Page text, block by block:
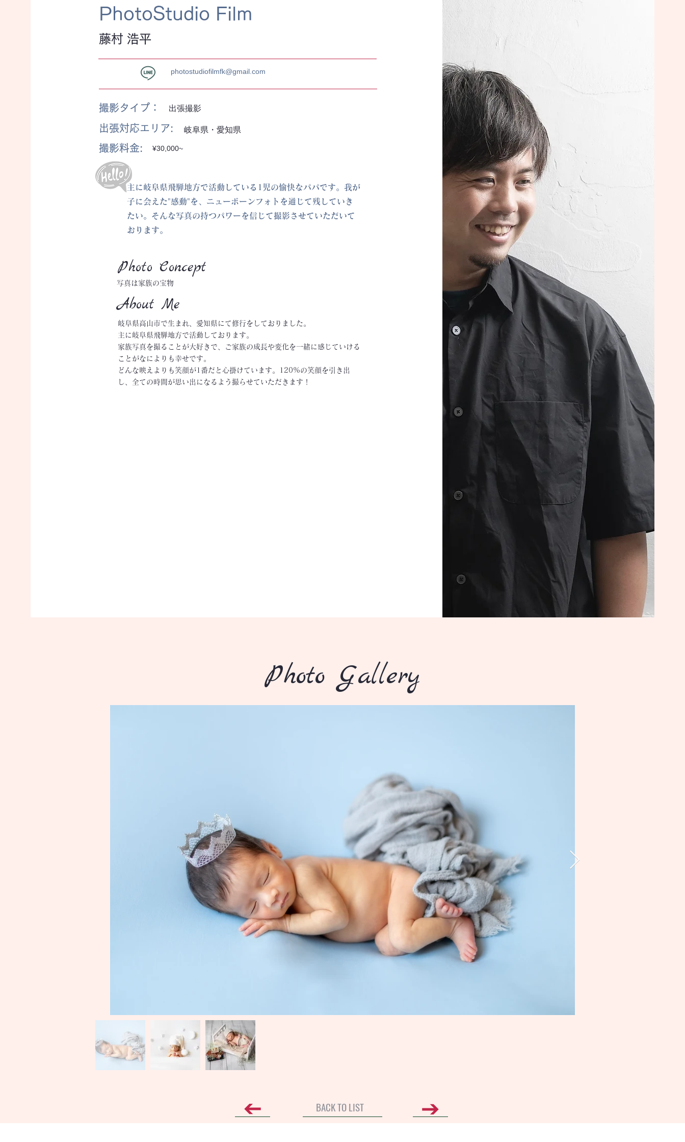
PhotoStudio Film
藤村 浩平
photostudiofilmfk@gmail.com
出張撮影
​撮影タイプ：
出張対応エリア:
岐阜県・愛知県
撮影料金: ¥30,000~
主に岐阜県飛騨地方で活動している1児の愉快なパパです。我が
子に会えた"感動"を、ニューボーンフォトを通じて残していき
たい。そんな写真の持つパワーを信じて撮影させていただいて
おります。
Photo Concept
写真は家族の宝物
About Me
岐阜県高山市で生まれ、愛知県にて修行をしておりました。
主に岐阜県飛騨地方で活動しております。
家族写真を撮ることが大好きで、ご家族の成長や変化を一緒に感じていける
ことがなによりも幸せです。
どんな映えよりも笑顔が1番だと心掛けています。120%の笑顔を引き出
し、全ての時間が思い出になるよう撮らせていただきます！
Photo Gallery
BACK TO LIST